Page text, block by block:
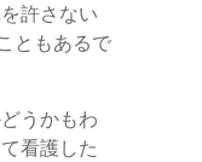
許さない
ともあるで
うかもわ
看護した